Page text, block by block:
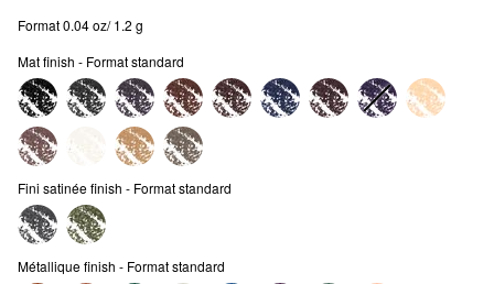
Format 0.04 oz/ 1.2 g
Mat finish - Format standard
Fini satinée finish - Format standard
Métallique finish - Format standard